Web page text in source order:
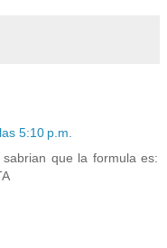
5:10 p.m.
que la formula es: